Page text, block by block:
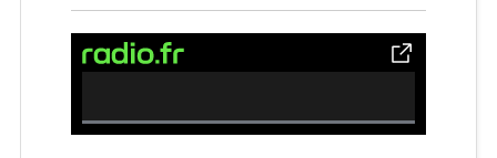
0% Complete